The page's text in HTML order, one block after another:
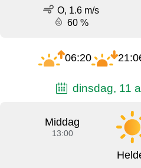
O, 1.6 m/s
60 %
06:20
dinsdag, 11
Middag
13:00